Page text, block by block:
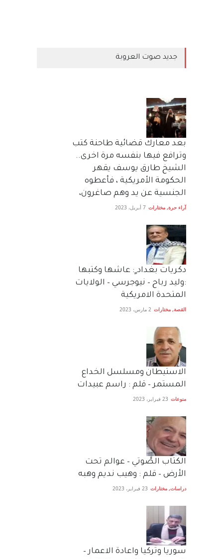
جديد صوت العروبة
بعد معارك قضائية طاحنة كتب
وترافع فيها بنفسه مرة اخرى..
الشيخ طارق يوسف يقهر
الحكومة الأمريكية ، فأعطوه
الجنسية عن يد وهم صاغرون،
آراء حرة, مختارات 7 أبريل، 2023
دكريات بغداد ٍ: عاشها وكتبها
:وليد رباح – نيوجرسي – الولايات
المتحدة الامريكية
القصة, مختارات 2 مارس، 2023
الاستيطان ومسلسل الخداع
المستمر – قلم : راسم عبيدات
منوعات 23 فبراير، 2023
الكتاب الصَّوتي – عوالم تحت
الأرض – قلم : وهيب نديم وهبه
دراسات, مختارات 23 فبراير، 2023
سوريا وتركيا واعادة الاعمار –